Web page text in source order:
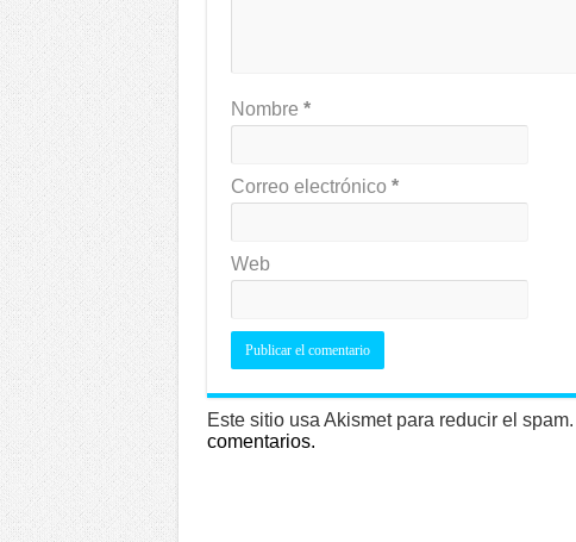
Nombre *
Correo electrónico *
Web
Este sitio usa Akismet para reducir el spam.
comentarios.